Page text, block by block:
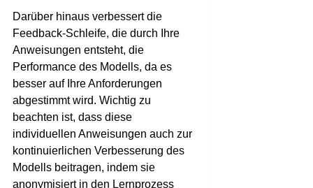
Darüber hinaus verbessert die
Feedback-Schleife, die durch Ihre
Anweisungen entsteht, die
Performance des Modells, da es
besser auf Ihre Anforderungen
abgestimmt wird. Wichtig zu
beachten ist, dass diese
individuellen Anweisungen auch zur
kontinuierlichen Verbesserung des
Modells beitragen, indem sie
anonymisiert in den Lernprozess